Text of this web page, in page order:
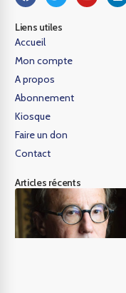
Liens utiles
Accueil
Mon compte
A propos
Abonnement
Kiosque
Faire un don
Contact
Articles récents